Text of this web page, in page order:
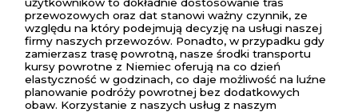
użytkowników to dokładnie dostosowanie tras
przewozowych oraz dat stanowi ważny czynnik, ze
względu na który podejmują decyzję na usługi naszej
firmy naszych przewozów. Ponadto, w przypadku gdy
zamierzasz trasę powrotną, nasze środki transportu
kursy powrotne z Niemiec oferują na co dzień
elastyczność w godzinach, co daje możliwość na luźne
planowanie podróży powrotnej bez dodatkowych
obaw. Korzystanie z naszych usług z naszym